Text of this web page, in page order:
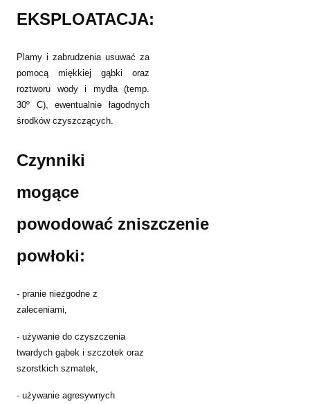
EKSPLOATACJA:
Plamy i zabrudzenia usuwać za
pomocą miękkiej gąbki oraz
roztworu wody i mydła (temp.
30º C), ewentualnie łagodnych
środków czyszczących.
Czynniki
mogące
powodować zniszczenie
powłoki:
- pranie niezgodne z
zaleceniami,
- używanie do czyszczenia
twardych gąbek i szczotek oraz
szorstkich szmatek,
- używanie agresywnych